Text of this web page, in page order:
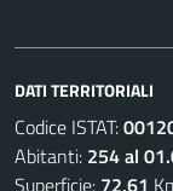
DATI TERRITORIALI
Codice ISTAT:
Abitanti: 254 al
Superficie: 72,61